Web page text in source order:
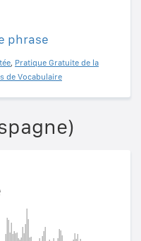
phrase
, Pratique Gratuite de la
de Vocabulaire